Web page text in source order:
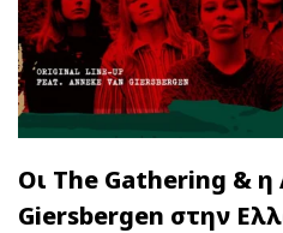
Οι The Gathering & η
Giersbergen στην